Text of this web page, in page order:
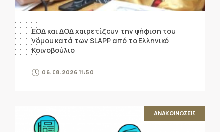
ΕΟΔ και ΔΟΔ χαιρετίζουν την ψήφιση του
νόμου κατά των SLAPP από το Ελληνικό
Κοινοβούλιο
06.08.2026 11:50
ΑΝΑΚΟΙΝΩΣΕΙΣ